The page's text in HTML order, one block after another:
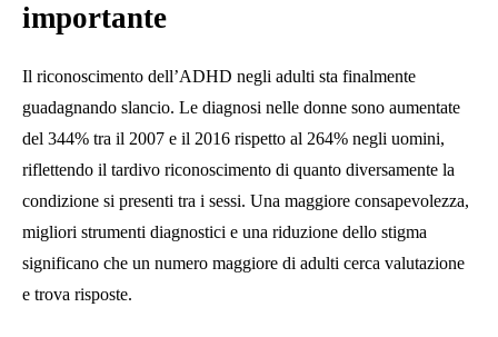
importante
Il riconoscimento dell’ADHD negli adulti sta finalmente
guadagnando slancio. Le diagnosi nelle donne sono aumentate
del 344% tra il 2007 e il 2016 rispetto al 264% negli uomini,
riflettendo il tardivo riconoscimento di quanto diversamente la
condizione si presenti tra i sessi. Una maggiore consapevolezza,
migliori strumenti diagnostici e una riduzione dello stigma
significano che un numero maggiore di adulti cerca valutazione
e trova risposte.